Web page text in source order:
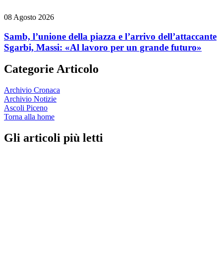
08 Agosto 2026
Samb, l’unione della piazza e l’arrivo dell’attaccante
Sgarbi, Massi: «Al lavoro per un grande futuro»
Categorie Articolo
Archivio Cronaca
Archivio Notizie
Ascoli Piceno
Torna alla home
Gli articoli più letti